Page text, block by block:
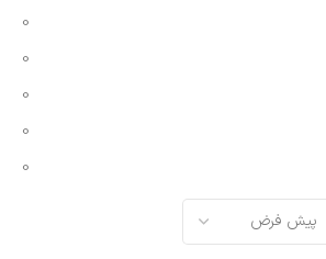
0
0
0
0
0